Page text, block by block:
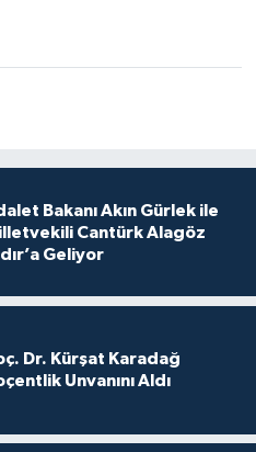
Bakanı Akın Gürlek ile
Cantürk Alagöz
Geliyor
Dr. Kürşat Karadağ
Unvanını Aldı